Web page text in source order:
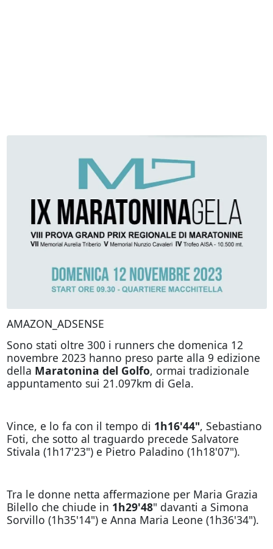
AMAZON_ADSENSE
Sono stati oltre 300 i runners che domenica 12
novembre 2023 hanno preso parte alla 9 edizione
della Maratonina del Golfo, ormai tradizionale
appuntamento sui 21.097km di Gela.
Vince, e lo fa con il tempo di 1h16'44", Sebastiano
Foti, che sotto al traguardo precede Salvatore
Stivala (1h17'23") e Pietro Paladino (1h18'07").
Tra le donne netta affermazione per Maria Grazia
Bilello che chiude in 1h29'48" davanti a Simona
Sorvillo (1h35'14") e Anna Maria Leone (1h36'34").